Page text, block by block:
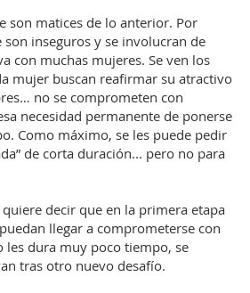
son matices de lo anterior. Por
inseguros y se involucran de
con muchas mujeres. Se ven los
mujer buscan reafirmar su atractivo
no se comprometen con
necesidad permanente de ponerse
Como máximo, se les puede pedir
de corta duración... pero no para
decir que en la primera etapa
llegar a comprometerse con
les dura muy poco tiempo, se
tras otro nuevo desafío.